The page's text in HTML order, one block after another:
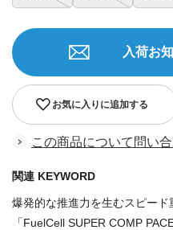
お気に入りに追加する
入荷お
この商品について問い
関連 KEYWORD
爆発的な推進力を生むスピー
「FuelCell SUPER COMP